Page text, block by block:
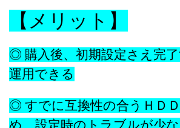
【メリット】
◎ 購入後、初期設定さえ完
運用できる
◎ すでに互換性の合うＨＤ